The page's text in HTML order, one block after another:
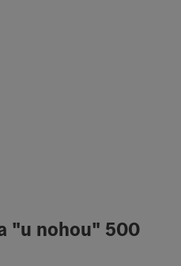
"u nohou" 500